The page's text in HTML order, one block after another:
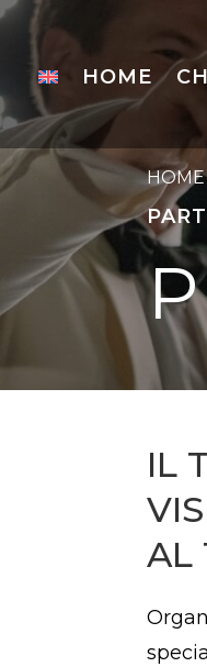
HOME
HOME
IL
AL